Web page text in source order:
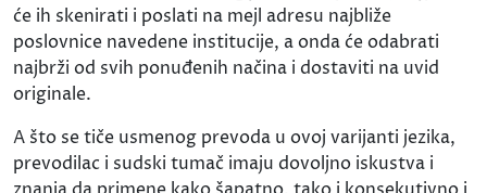
će ih skenirati i poslati na mejl adresu najbliže
poslovnice navedene institucije, a onda će odabrati
najbrži od svih ponuđenih načina i dostaviti na uvid
originale.
A što se tiče usmenog prevoda u ovoj varijanti jezika,
prevodilac i sudski tumač imaju dovoljno iskustva i